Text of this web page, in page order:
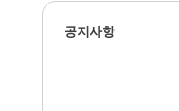
공지사항